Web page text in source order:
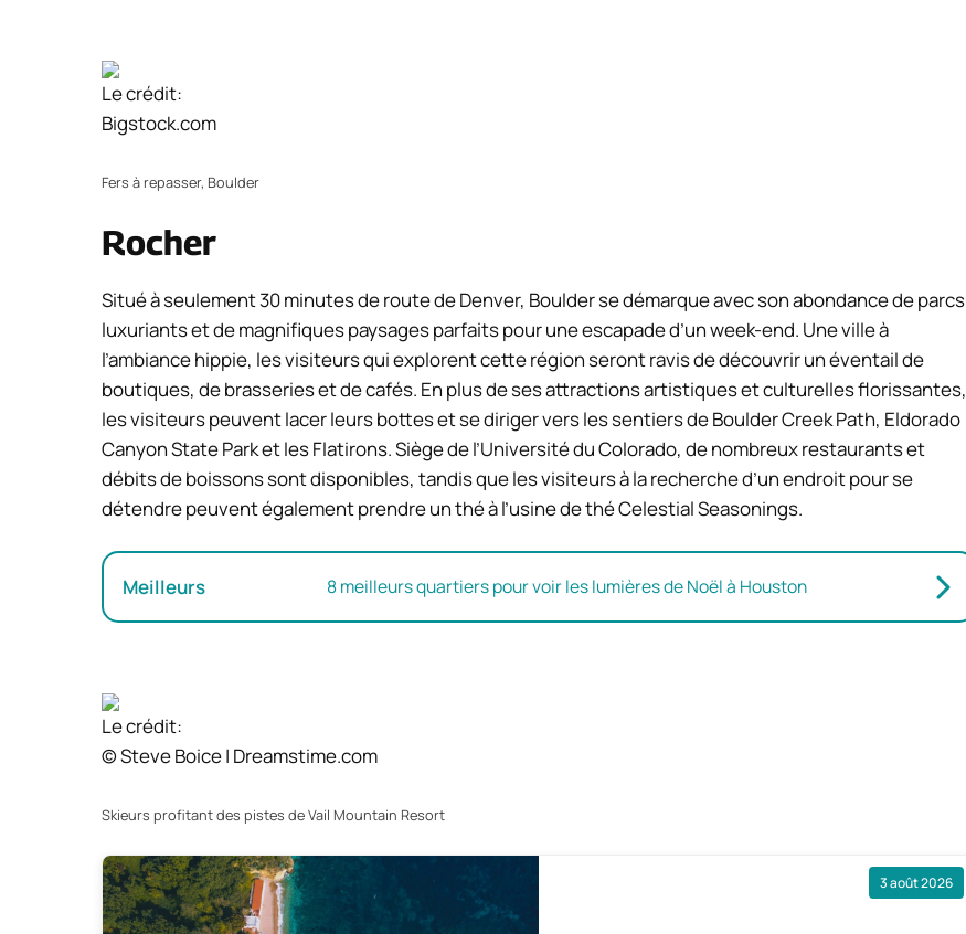
Le crédit:
Bigstock.com
Fers à repasser, Boulder
Rocher
Situé à seulement 30 minutes de route de Denver, Boulder se démarque avec son abondance de parcs
luxuriants et de magnifiques paysages parfaits pour une escapade d’un week-end. Une ville à
l’ambiance hippie, les visiteurs qui explorent cette région seront ravis de découvrir un éventail de
boutiques, de brasseries et de cafés. En plus de ses attractions artistiques et culturelles florissantes,
les visiteurs peuvent lacer leurs bottes et se diriger vers les sentiers de Boulder Creek Path, Eldorado
Canyon State Park et les Flatirons. Siège de l’Université du Colorado, de nombreux restaurants et
débits de boissons sont disponibles, tandis que les visiteurs à la recherche d’un endroit pour se
détendre peuvent également prendre un thé à l’usine de thé Celestial Seasonings.
Meilleurs 8 meilleurs quartiers pour voir les lumières de Noël à Houston
Le crédit:
© Steve Boice | Dreamstime.com
Skieurs profitant des pistes de Vail Mountain Resort
3 août 2026